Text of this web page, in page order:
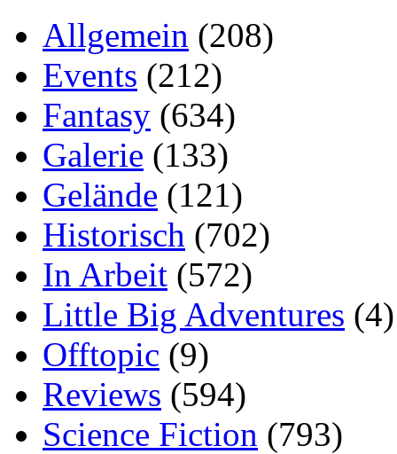
Allgemein (208)
Events (212)
Fantasy (634)
Galerie (133)
Gelände (121)
Historisch (702)
In Arbeit (572)
Little Big Adventures (4)
Offtopic (9)
Reviews (594)
Science Fiction (793)